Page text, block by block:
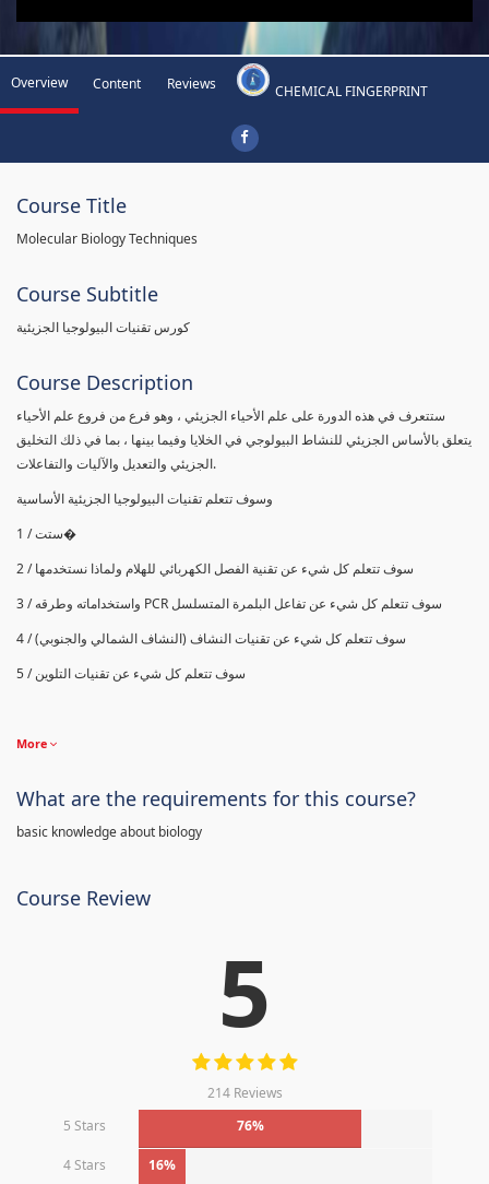
Overview Content Reviews CHEMICAL FINGERPRINT
Course Title
Molecular Biology Techniques
Course Subtitle
كورس تقنيات البيولوجيا الجزيئية
Course Description
ستتعرف في هذه الدورة على علم الأحياء الجزيئي ، وهو فرع من فروع علم الأحياء
يتعلق بالأساس الجزيئي للنشاط البيولوجي في الخلايا وفيما بينها ، بما في ذلك التخليق
الجزيئي والتعديل والآليات والتفاعلات.
وسوف تتعلم تقنيات البيولوجيا الجزيئية الأساسية
1 / ستت�
2 / سوف تتعلم كل شيء عن تقنية الفصل الكهربائي للهلام ولماذا نستخدمها
3 / سوف تتعلم كل شيء عن تفاعل البلمرة المتسلسلPCR واستخداماته وطرقه
4 / سوف تتعلم كل شيء عن تقنيات النشاف (النشاف الشمالي والجنوبي)
5 / سوف تتعلم كل شيء عن تقنيات التلوين
More
What are the requirements for this course?
basic knowledge about biology
Course Review
5
214 Reviews
5 Stars
76%
4 Stars 16%